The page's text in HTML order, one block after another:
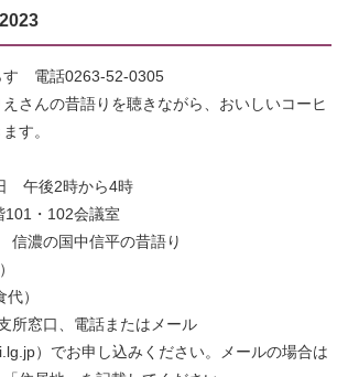
電話0263-52-0305
さんの昔語りを聴きながら、おいしいコーヒ
す。
午後2時から4時
・102会議室
濃の国中信平の昔語り
）
窓口、電話またはメール
）でお申し込みください。メールの場合は